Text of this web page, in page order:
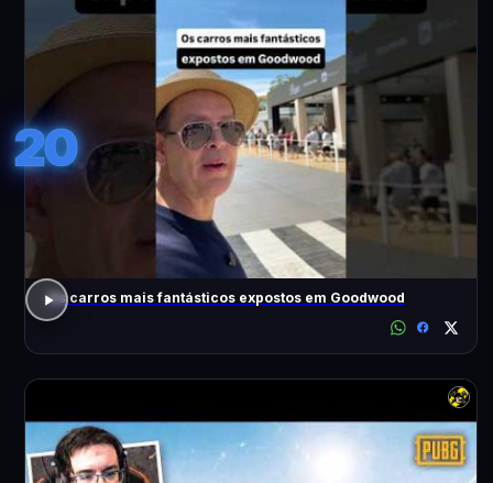
20
Os carros mais fantásticos expostos em Goodwood